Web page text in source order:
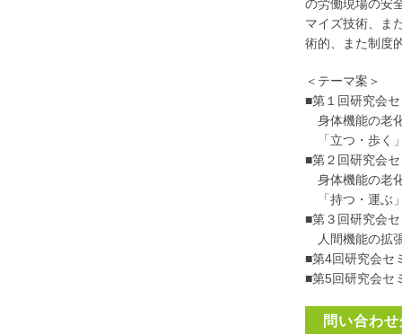
の労働現場の安
マイズ技術、ま
術的、また制度
＜テーマ案＞
■第１回研究会
身体機能の老
「立つ・歩く
■第２回研究会
身体機能の老
「持つ・運ぶ
■第３回研究会
人間機能の拡
■第4回研究会
■第5回研究会
問い合わ